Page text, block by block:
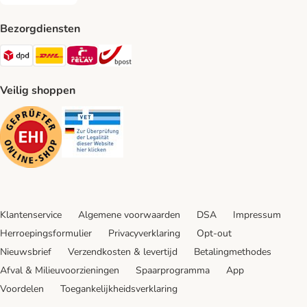
Bezorgdiensten
Dpd Shipping Method
DHL Shipping Method
Mondial Relay Shipping Method
Veilig shoppen
Security
Klantenservice Algemene voorwaarden DSA
Impressum
Herroepingsformulier
Privacyverklaring
Opt-out
Nieuwsbrief
Verzendkosten & levertijd
Betalingmethodes
Afval & Milieuvoorzieningen
Spaarprogramma
App
Voordelen
Toegankelijkheidsverklaring